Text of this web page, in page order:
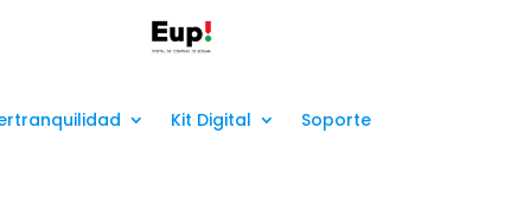
Kit Digital Soporte